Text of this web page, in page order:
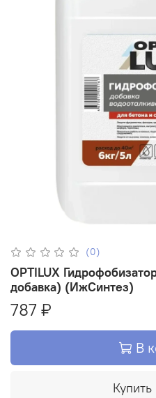
(0)
OPTILUX
добавка) (ИжСинтез)
787 ₽
В
Купить